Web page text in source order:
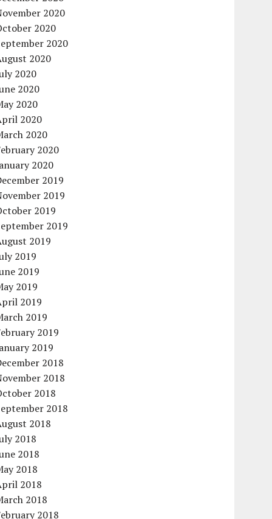
2020
2020
2020
2020
2020
2020
2020
2020
2020
2020
2020
2019
2019
2019
2019
2019
2019
2019
2019
2019
2019
2019
2019
2018
2018
2018
2018
2018
2018
2018
2018
2018
2018
2018